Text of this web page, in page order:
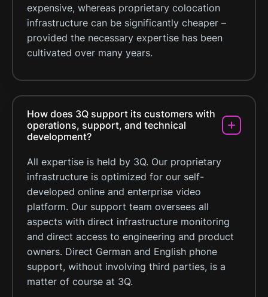
expensive, whereas proprietary colocation
infrastructure can be significantly cheaper –
provided the necessary expertise has been
cultivated over many years.
How does 3Q support its customers with
operations, support, and technical
development?
All expertise is held by 3Q. Our proprietary
infrastructure is optimized for our self-
developed online and enterprise video
platform. Our support team oversees all
aspects with direct infrastructure monitoring
and direct access to engineering and product
owners. Direct German and English phone
support, without involving third parties, is a
matter of course at 3Q.